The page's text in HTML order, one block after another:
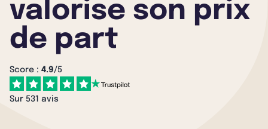
valorise son prix
de part
Score : 4.9/5
Sur 531 avis